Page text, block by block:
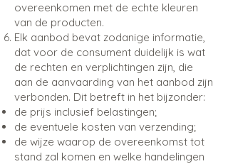
overeenkomen met de echte kleuren
van de producten.
Elk aanbod bevat zodanige informatie,
dat voor de consument duidelijk is wat
de rechten en verplichtingen zijn, die
aan de aanvaarding van het aanbod zijn
verbonden. Dit betreft in het bijzonder:
de prijs inclusief belastingen;
de eventuele kosten van verzending;
de wijze waarop de overeenkomst tot
stand zal komen en welke handelingen